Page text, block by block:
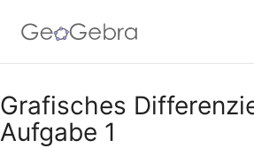
Google Classroom
Grafisches
Aufgabe 1